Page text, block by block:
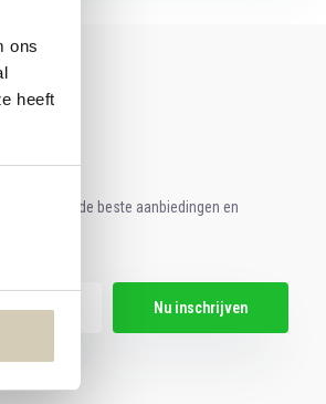
ons
heeft
en ontvang de beste aanbiedingen en
Nu inschrijven